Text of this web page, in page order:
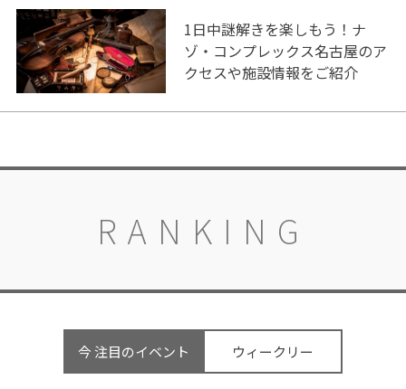
1日中謎解きを楽しもう！ナ
ゾ・コンプレックス名古屋のア
クセスや施設情報をご紹介
RANKING
今 注目のイベント ウィークリー